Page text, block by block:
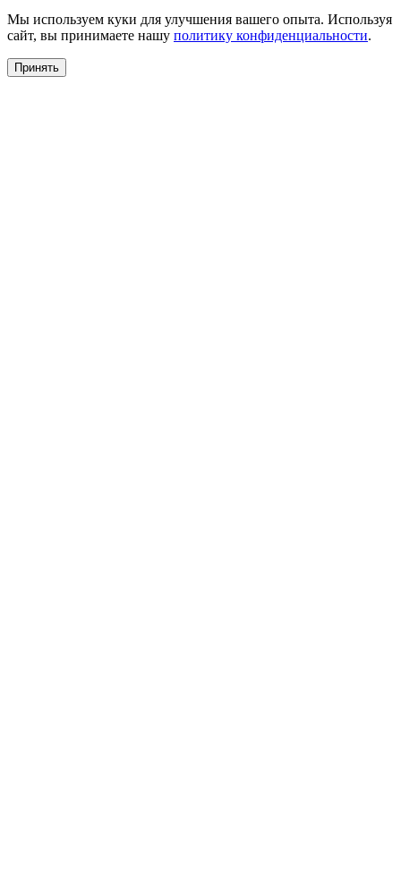
Мы используем куки для улучшения вашего опыта. Используя
сайт, вы принимаете нашу политику конфиденциальности.
Принять